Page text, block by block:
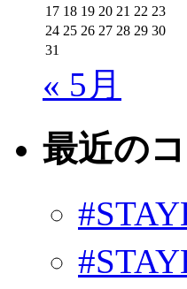
17 18 19 20 21 22 23
24 25 26 27 28 29 30
31
« 5月
最近の